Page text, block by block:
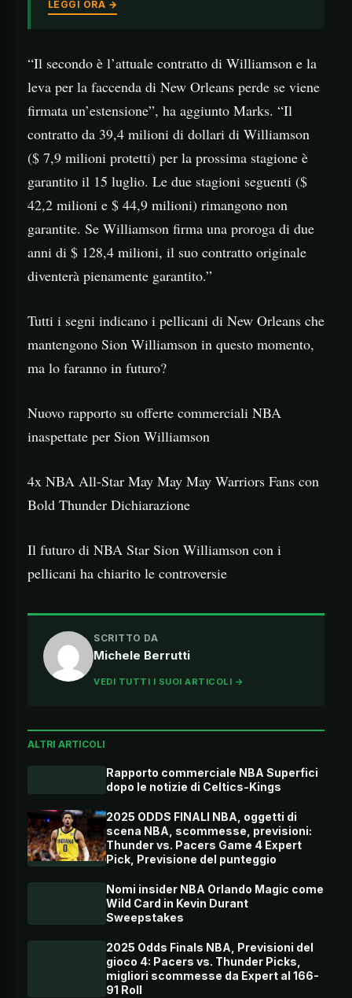
LEGGI ORA →
“Il secondo è l’attuale contratto di Williamson e la
leva per la faccenda di New Orleans perde se viene
firmata un’estensione”, ha aggiunto Marks. “Il
contratto da 39,4 milioni di dollari di Williamson
($ 7,9 milioni protetti) per la prossima stagione è
garantito il 15 luglio. Le due stagioni seguenti ($
42,2 milioni e $ 44,9 milioni) rimangono non
garantite. Se Williamson firma una proroga di due
anni di $ 128,4 milioni, il suo contratto originale
diventerà pienamente garantito.”
Tutti i segni indicano i pellicani di New Orleans che
mantengono Sion Williamson in questo momento,
ma lo faranno in futuro?
Nuovo rapporto su offerte commerciali NBA
inaspettate per Sion Williamson
4x NBA All-Star May May May Warriors Fans con
Bold Thunder Dichiarazione
Il futuro di NBA Star Sion Williamson con i
pellicani ha chiarito le controversie
SCRITTO DA
Michele Berrutti
VEDI TUTTI I SUOI ARTICOLI →
ALTRI ARTICOLI
Rapporto commerciale NBA Superfici
dopo le notizie di Celtics-Kings
2025 ODDS FINALI NBA, oggetti di
scena NBA, scommesse, previsioni:
Thunder vs. Pacers Game 4 Expert
Pick, Previsione del punteggio
Nomi insider NBA Orlando Magic come
Wild Card in Kevin Durant
Sweepstakes
2025 Odds Finals NBA, Previsioni del
gioco 4: Pacers vs. Thunder Picks,
migliori scommesse da Expert al 166-
91 Roll